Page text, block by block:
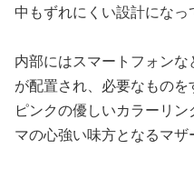
中もずれにくい設計になっ
内部にはスマートフォン
が配置され、必要なものを
ピンクの優しいカラーリ
マの心強い味方となるマザ